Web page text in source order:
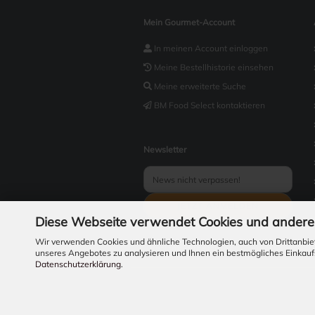
Diese Webseite verwendet Cookies und
Wir verwenden Cookies und ähnliche Technologien, auch von
unseres Angebotes zu analysieren und Ihnen ein bestmögliches
Datenschutzerklärung.
Mein Gourmet-Account
In meinen Account einloggen
Meine Bestellhistorie einsehen
Meine erweiterte Suche
BM Food Select kontaktieren
Newsletter
Vertrag widerrufen